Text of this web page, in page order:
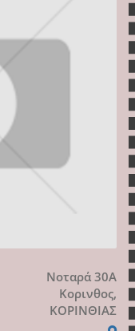
Νοταρά 30Α
Κορινθος,
ΚΟΡΙΝΘΙΑΣ